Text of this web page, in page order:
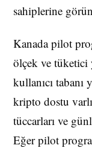
sahiplerine
Kanada pilot
ölçek ve tüketici
kullanıcı tabanı
kripto dostu
tüccarları ve
Eğer pilot